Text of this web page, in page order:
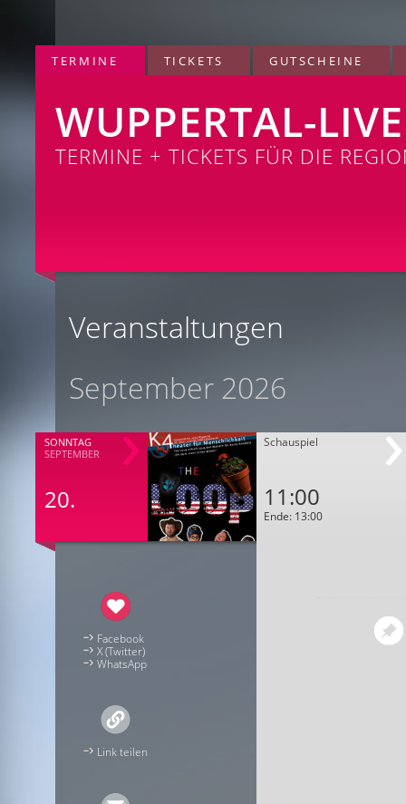
TERMINE TICKETS GUTSCHEINE
WUPPERTAL-LIVE
TERMINE + TICKETS FÜR DIE
Veranstaltungen
September 2026
SONNTAG
SEPTEMBER
20.
Schauspiel
11:00
Ende: 13:00
Facebook
X (Twitter)
WhatsApp
Link teilen